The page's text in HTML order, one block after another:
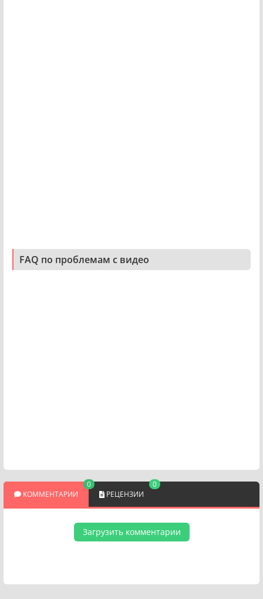
FAQ по проблемам с видео
КОММЕНТАРИИ
0
РЕЦЕНЗИИ
0
Загрузить комментарии